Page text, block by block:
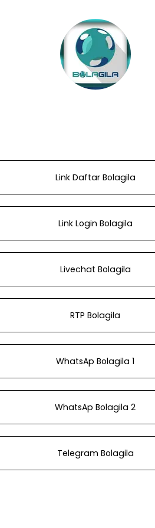
Link Daftar Bolagila
Link Login Bolagila
Livechat Bolagila
RTP Bolagila
WhatsAp Bolagila 1
WhatsAp Bolagila 2
Telegram Bolagila